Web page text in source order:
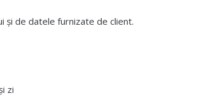
și de datele furnizate de client.
zi